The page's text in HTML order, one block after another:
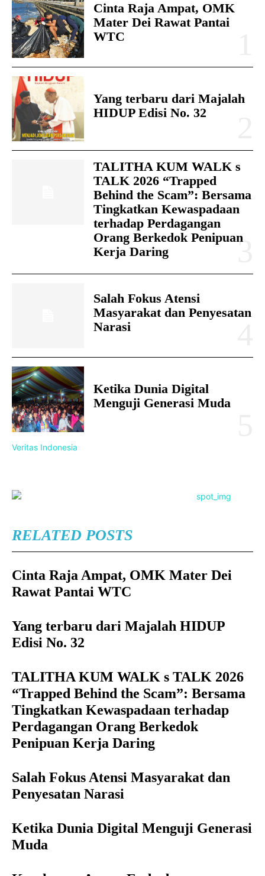
Cinta Raja Ampat, OMK
Mater Dei Rawat Pantai
WTC
Yang terbaru dari Majalah
HIDUP Edisi No. 32
TALITHA KUM WALK s
TALK 2026 “Trapped
Behind the Scam”: Bersama
Tingkatkan Kewaspadaan
terhadap Perdagangan
Orang Berkedok Penipuan
Kerja Daring
Salah Fokus Atensi
Masyarakat dan Penyesatan
Narasi
Ketika Dunia Digital
Menguji Generasi Muda
Veritas Indonesia
RELATED POSTS
Cinta Raja Ampat, OMK Mater Dei
Rawat Pantai WTC
Yang terbaru dari Majalah HIDUP
Edisi No. 32
TALITHA KUM WALK s TALK 2026
“Trapped Behind the Scam”: Bersama
Tingkatkan Kewaspadaan terhadap
Perdagangan Orang Berkedok
Penipuan Kerja Daring
Salah Fokus Atensi Masyarakat dan
Penyesatan Narasi
Ketika Dunia Digital Menguji Generasi
Muda